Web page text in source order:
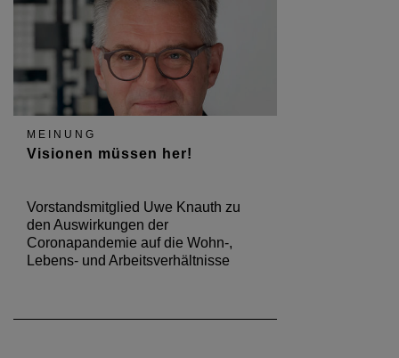
MEINUNG
Visionen müssen her!
Vorstandsmitglied Uwe Knauth zu
den Auswirkungen der
Coronapandemie auf die Wohn-,
Lebens- und Arbeitsverhältnisse